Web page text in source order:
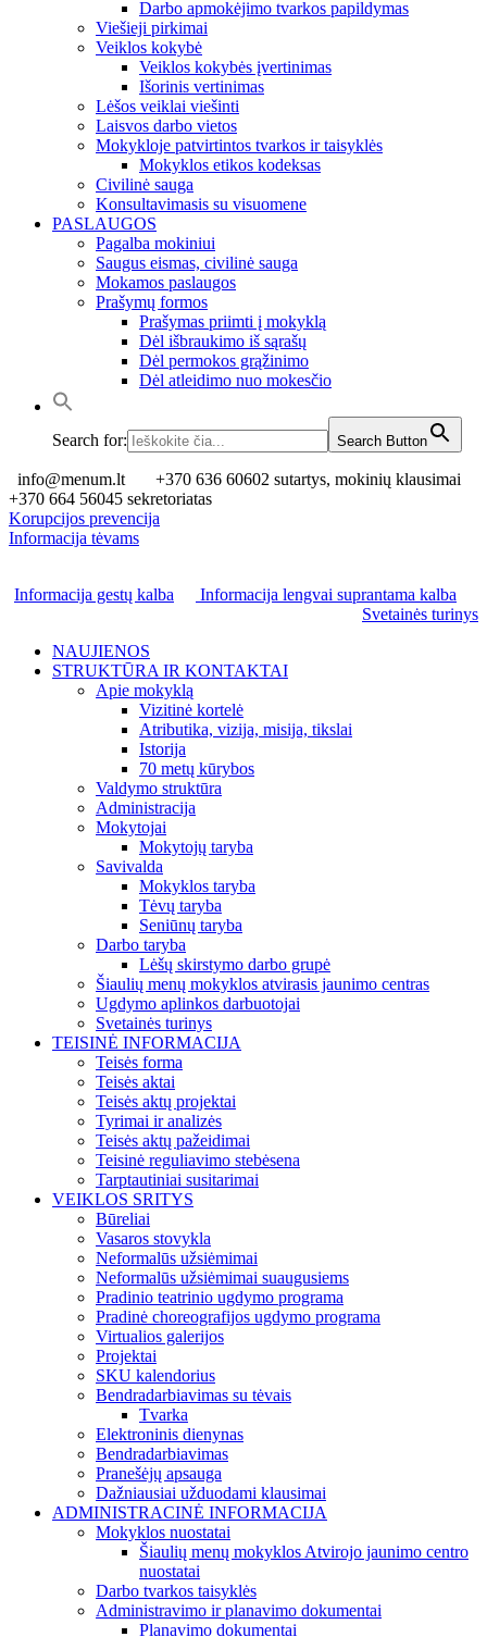
Darbo apmokėjimo tvarkos papildymas
Viešieji pirkimai
Veiklos kokybė
Veiklos kokybės įvertinimas
Išorinis vertinimas
Lėšos veiklai viešinti
Laisvos darbo vietos
Mokykloje patvirtintos tvarkos ir taisyklės
Mokyklos etikos kodeksas
Civilinė sauga
Konsultavimasis su visuomene
PASLAUGOS
Pagalba mokiniui
Saugus eismas, civilinė sauga
Mokamos paslaugos
Prašymų formos
Prašymas priimti į mokyklą
Dėl išbraukimo iš sąrašų
Dėl permokos grąžinimo
Dėl atleidimo nuo mokesčio
Search for: Search Button
info@menum.lt
+370 636 60602 sutartys, mokinių klausimai
+370 664 56045 sekretoriatas
Korupcijos prevencija
Informacija tėvams
Informacija gestų kalba
Informacija lengvai suprantama kalba
Svetainės turinys
NAUJIENOS
STRUKTŪRA IR KONTAKTAI
Apie mokyklą
Vizitinė kortelė
Atributika, vizija, misija, tikslai
Istorija
70 metų kūrybos
Valdymo struktūra
Administracija
Mokytojai
Mokytojų taryba
Savivalda
Mokyklos taryba
Tėvų taryba
Seniūnų taryba
Darbo taryba
Lėšų skirstymo darbo grupė
Šiaulių menų mokyklos atvirasis jaunimo centras
Ugdymo aplinkos darbuotojai
Svetainės turinys
TEISINĖ INFORMACIJA
Teisės forma
Teisės aktai
Teisės aktų projektai
Tyrimai ir analizės
Teisės aktų pažeidimai
Teisinė reguliavimo stebėsena
Tarptautiniai susitarimai
VEIKLOS SRITYS
Būreliai
Vasaros stovykla
Neformalūs užsiėmimai
Neformalūs užsiėmimai suaugusiems
Pradinio teatrinio ugdymo programa
Pradinė choreografijos ugdymo programa
Virtualios galerijos
Projektai
SKU kalendorius
Bendradarbiavimas su tėvais
Tvarka
Elektroninis dienynas
Bendradarbiavimas
Pranešėjų apsauga
Dažniausiai užduodami klausimai
ADMINISTRACINĖ INFORMACIJA
Mokyklos nuostatai
Šiaulių menų mokyklos Atvirojo jaunimo centro
nuostatai
Darbo tvarkos taisyklės
Administravimo ir planavimo dokumentai
Planavimo dokumentai